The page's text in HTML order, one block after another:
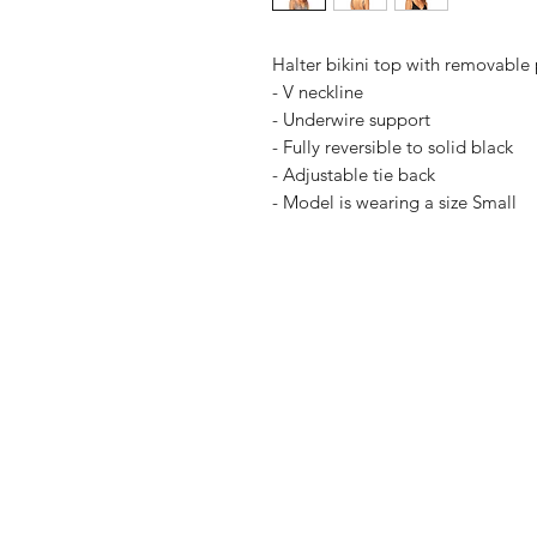
Halter bikini top with removable
- V neckline
- Underwire support
- Fully reversible to solid black
- Adjustable tie back
- Model is wearing a size Small